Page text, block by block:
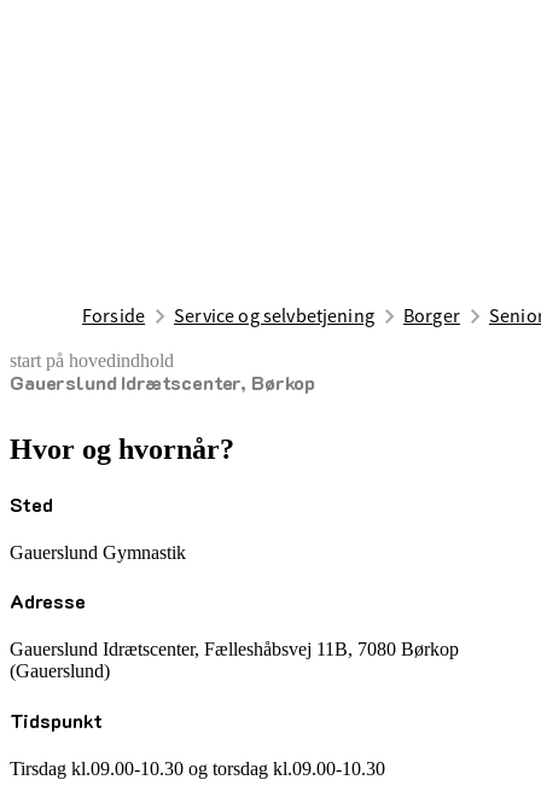
Forside Service og selvbetjening Borger
start på hovedindhold
Gauerslund Idrætscenter, Børkop
senest opdateret 13. maj 2026
Hvor og hvornår?
Sted
Gauerslund Gymnastik
Adresse
Gauerslund Idrætscenter, Fælleshåbsvej 11B, 7080 Børkop
(Gauerslund)
Tidspunkt
Tirsdag kl.09.00-10.30 og torsdag kl.09.00-10.30